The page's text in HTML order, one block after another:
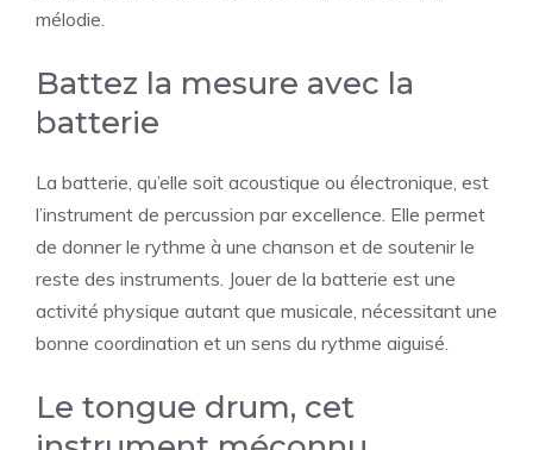
mélodie.
Battez la mesure avec la
batterie
La batterie, qu’elle soit acoustique ou électronique, est
l’instrument de percussion par excellence. Elle permet
de donner le rythme à une chanson et de soutenir le
reste des instruments. Jouer de la batterie est une
activité physique autant que musicale, nécessitant une
bonne coordination et un sens du rythme aiguisé.
Le tongue drum, cet